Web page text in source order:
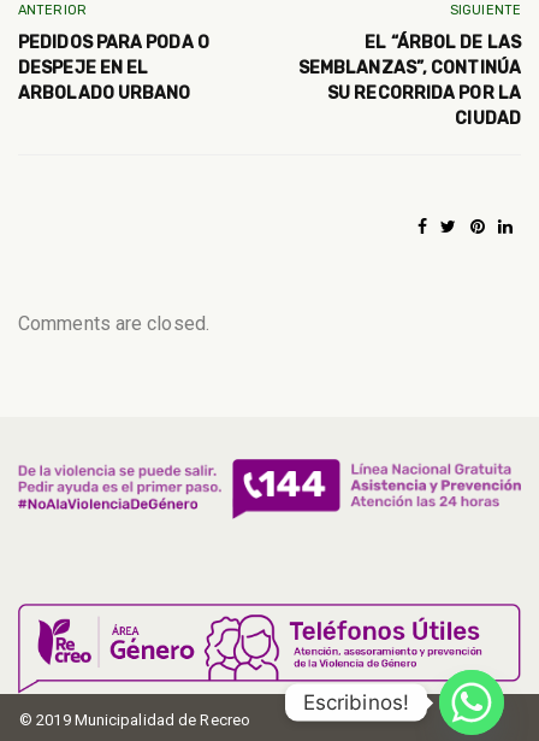
ANTERIOR
PEDIDOS PARA PODA O
DESPEJE EN EL
ARBOLADO URBANO
SIGUIENTE
EL “ÁRBOL DE LAS
SEMBLANZAS”, CONTINÚA
SU RECORRIDA POR LA
CIUDAD
Comments are closed.
© 2019 Municipalidad de Recreo
Escribinos!